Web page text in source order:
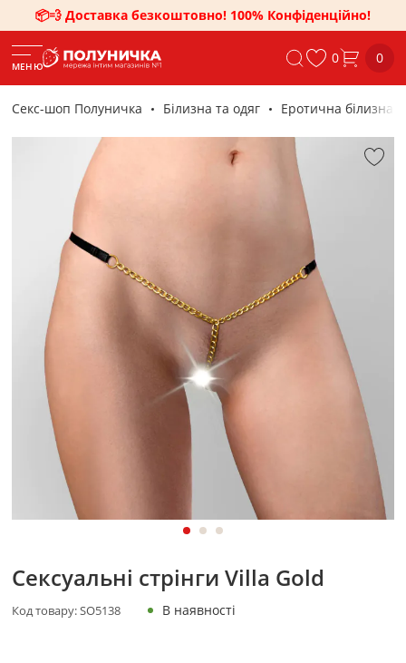
📦💨 Доставка безкоштовно! 100% Конфіденційно!
МЕНЮ 0 0
Секс-шоп Полуничка Білизна та одяг Еротична білизна
Сексуальні стрінги Villa Gold
Код товару:SO5138 В наявності